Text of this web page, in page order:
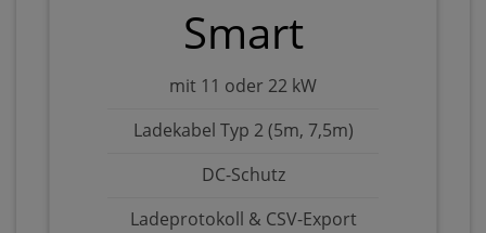
Smart
mit 11 oder 22 kW
Ladekabel Typ 2 (5m, 7,5m)
DC-Schutz
Ladeprotokoll & CSV-Export